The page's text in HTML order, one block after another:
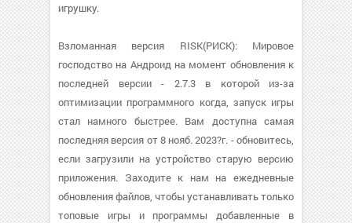
игрушку.
Взломанная версия RISK(РИСК): Мировое
господство на Андроид на момент обновления к
последней версии - 2.7.3 в которой из-за
оптимизации программного когда, запуск игры
стал намного быстрее. Вам доступна самая
последняя версия от 8 нояб. 2023?г. - обновитесь,
если загрузили на устройство старую версию
приложения. Заходите к нам на ежедневные
обновления файлов, чтобы устанавливать только
топовые игры и программы добавленные в